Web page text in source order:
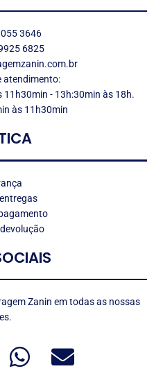
3646
6825
atendimento:
11h30min - 13h:30min às 18h.
às 11h30min
Zanin em todas as nossas